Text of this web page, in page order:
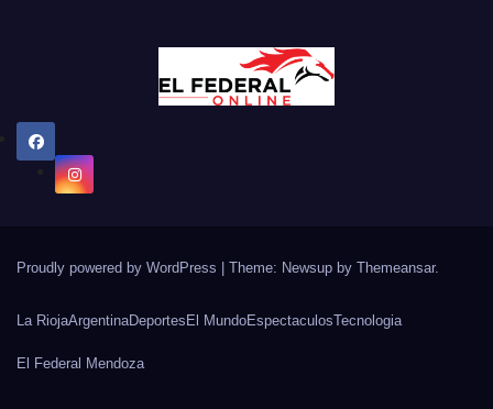
Proudly powered by WordPress Theme: Newsup by Themeansar.
La RiojaArgentinaDeportes El MundoEspectaculosTecnologia
El Federal Mendoza